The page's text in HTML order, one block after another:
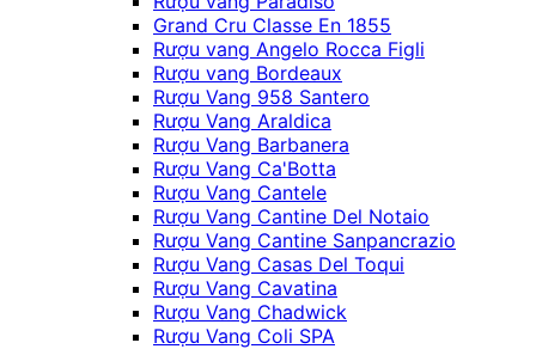
Grand Cru Classe En 1855
Rượu vang Angelo Rocca Figli
Rượu vang Bordeaux
Rượu Vang 958 Santero
Rượu Vang Araldica
Rượu Vang Barbanera
Rượu Vang Ca'Botta
Rượu Vang Cantele
Rượu Vang Cantine Del Notaio
Rượu Vang Cantine Sanpancrazio
Rượu Vang Casas Del Toqui
Rượu Vang Cavatina
Rượu Vang Chadwick
Rượu Vang Coli SPA